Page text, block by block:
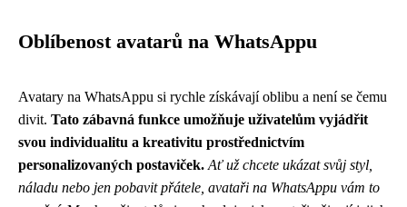
Oblíbenost avatarů na WhatsAppu
Avatary na WhatsAppu si rychle získávají oblibu a není se čemu
divit. Tato zábavná funkce umožňuje uživatelům vyjádřit
svou individualitu a kreativitu prostřednictvím
personalizovaných postaviček. Ať už chcete ukázat svůj styl,
náladu nebo jen pobavit přátele, avataři na WhatsAppu vám to